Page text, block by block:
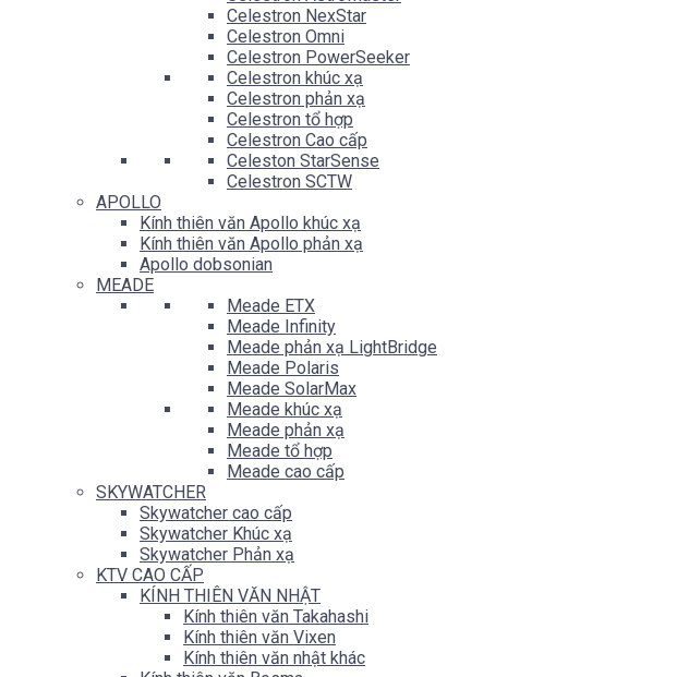
Celestron NexStar
Celestron Omni
Celestron PowerSeeker
Celestron khúc xạ
Celestron phản xạ
Celestron tổ hợp
Celestron Cao cấp
Celeston StarSense
Celestron SCTW
APOLLO
Kính thiên văn Apollo khúc xạ
Kính thiên văn Apollo phản xạ
Apollo dobsonian
MEADE
Meade ETX
Meade Infinity
Meade phản xạ LightBridge
Meade Polaris
Meade SolarMax
Meade khúc xạ
Meade phản xạ
Meade tổ hợp
Meade cao cấp
SKYWATCHER
Skywatcher cao cấp
Skywatcher Khúc xạ
Skywatcher Phản xạ
KTV CAO CẤP
KÍNH THIÊN VĂN NHẬT
Kính thiên văn Takahashi
Kính thiên văn Vixen
Kính thiên văn nhật khác